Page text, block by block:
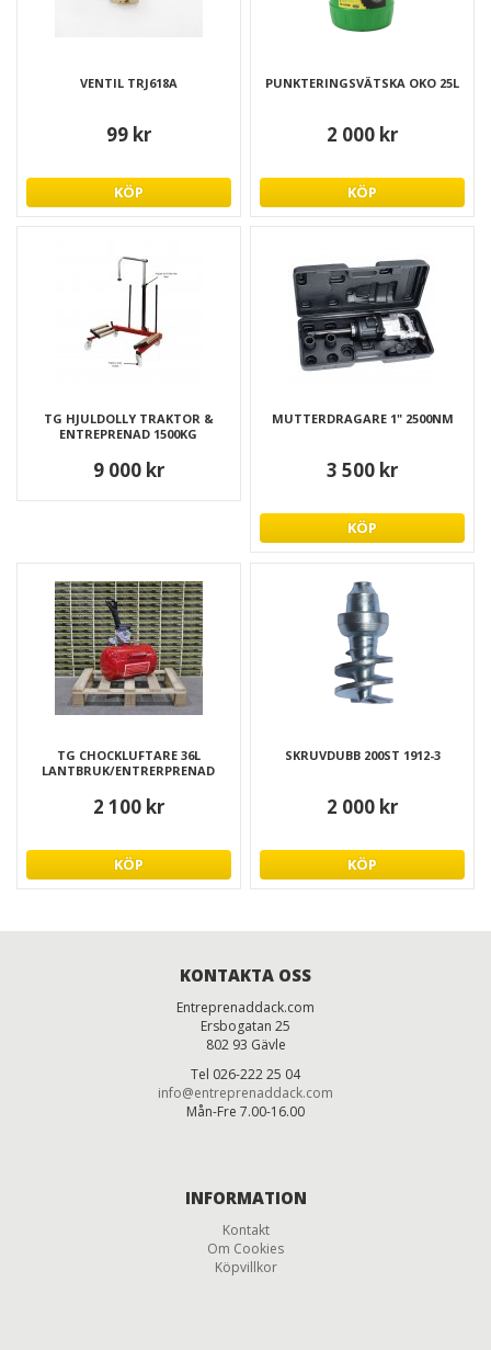
VENTIL TRJ618A
99 kr
KÖP
PUNKTERINGSVÄTSKA OKO 25L
2 000 kr
KÖP
TG HJULDOLLY TRAKTOR &
ENTREPRENAD 1500KG
9 000 kr
MUTTERDRAGARE 1" 2500NM
3 500 kr
KÖP
TG CHOCKLUFTARE 36L
LANTBRUK/ENTRERPRENAD
2 100 kr
KÖP
SKRUVDUBB 200ST 1912-3
2 000 kr
KÖP
KONTAKTA OSS
Entreprenaddack.com
Ersbogatan 25
802 93 Gävle
Tel 026-222 25 04
info@entreprenaddack.com
Mån-Fre 7.00-16.00
INFORMATION
Kontakt
Om Cookies
Köpvillkor